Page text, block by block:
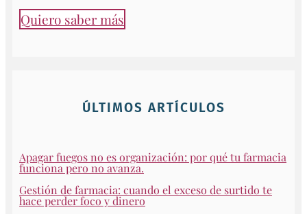
Quiero saber más
ÚLTIMOS ARTÍCULOS
Apagar fuegos no es organización: por qué tu farmacia
funciona pero no avanza.
Gestión de farmacia: cuando el exceso de surtido te
hace perder foco y dinero